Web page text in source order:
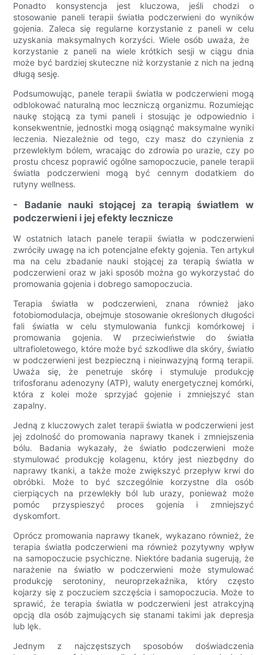
Ponadto konsystencja jest kluczowa, jeśli chodzi o
stosowanie paneli terapii światła podczerwieni do wyników
gojenia. Zaleca się regularne korzystanie z paneli w celu
uzyskania maksymalnych korzyści. Wiele osób uważa, że ​​
korzystanie z paneli na wiele krótkich sesji w ciągu dnia
może być bardziej skuteczne niż korzystanie z nich na jedną
długą sesję.
Podsumowując, panele terapii światła w podczerwieni mogą
odblokować naturalną moc leczniczą organizmu. Rozumiejąc
naukę stojącą za tymi paneli i stosując je odpowiednio i
konsekwentnie, jednostki mogą osiągnąć maksymalne wyniki
leczenia. Niezależnie od tego, czy masz do czynienia z
przewlekłym bólem, wracając do zdrowia po urazie, czy po
prostu chcesz poprawić ogólne samopoczucie, panele terapii
światła podczerwieni mogą być cennym dodatkiem do
rutyny wellness.
- Badanie nauki stojącej za terapią światłem w
podczerwieni i jej efekty lecznicze
W ostatnich latach panele terapii światła w podczerwieni
zwróciły uwagę na ich potencjalne efekty gojenia. Ten artykuł
ma na celu zbadanie nauki stojącej za terapią światła w
podczerwieni oraz w jaki sposób można go wykorzystać do
promowania gojenia i dobrego samopoczucia.
Terapia światła w podczerwieni, znana również jako
fotobiomodulacja, obejmuje stosowanie określonych długości
fali światła w celu stymulowania funkcji komórkowej i
promowania gojenia. W przeciwieństwie do światła
ultrafioletowego, które może być szkodliwe dla skóry, światło
w podczerwieni jest bezpieczną i nieinwazyjną formą terapii.
Uważa się, że penetruje skórę i stymuluje produkcję
trifosforanu adenozyny (ATP), waluty energetycznej komórki,
która z kolei może sprzyjać gojenie i zmniejszyć stan
zapalny.
Jedną z kluczowych zalet terapii światła w podczerwieni jest
jej zdolność do promowania naprawy tkanek i zmniejszenia
bólu. Badania wykazały, że światło podczerwieni może
stymulować produkcję kolagenu, który jest niezbędny do
naprawy tkanki, a także może zwiększyć przepływ krwi do
obróbki. Może to być szczególnie korzystne dla osób
cierpiących na przewlekły ból lub urazy, ponieważ może
pomóc przyspieszyć proces gojenia i zmniejszyć
dyskomfort.
Oprócz promowania naprawy tkanek, wykazano również, że
terapia światła podczerwieni ma również pozytywny wpływ
na samopoczucie psychiczne. Niektóre badania sugerują, że
narażenie na światło w podczerwieni może stymulować
produkcję serotoniny, neuroprzekaźnika, który często
kojarzy się z poczuciem szczęścia i samopoczucia. Może to
sprawić, że terapia światła w podczerwieni jest atrakcyjną
opcją dla osób zajmujących się stanami takimi jak depresja
lub lęk.
Jednym z najczęstszych sposobów doświadczenia